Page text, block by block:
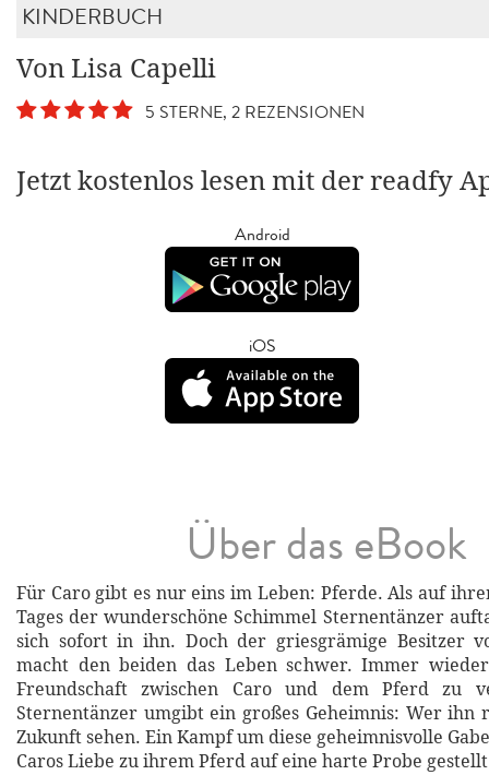
KINDERBUCH
Von Lisa Capelli
5 STERNE, 2 REZENSIONEN
Jetzt kostenlos lesen mit der readfy
Android
iOS
Über das eBook
Für Caro gibt es nur eins im Leben: Pferde. Als auf
Tages der wunderschöne Schimmel Sternentänzer
sich sofort in ihn. Doch der griesgrämige Besitzer
macht den beiden das Leben schwer. Immer
Freundschaft zwischen Caro und dem Pferd zu
Sternentänzer umgibt ein großes Geheimnis: Wer ihn
Zukunft sehen. Ein Kampf um diese geheimnisvolle
Caros Liebe zu ihrem Pferd auf eine harte Probe